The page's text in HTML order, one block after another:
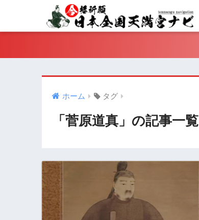
ホーム タグ
「菅原道真」の記事一覧